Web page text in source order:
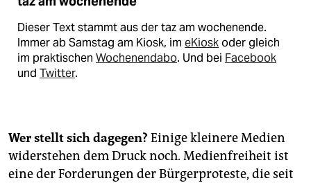
Dieser Text stammt aus der taz am wochenende.
Immer ab Samstag am Kiosk, im eKioskoder gleich
im praktischen Wochenendabo. Und bei Facebook
und Twitter.
Wer stellt sich dagegen? Einige kleinere Medien
widerstehen dem Druck noch. Medienfreiheit ist
eine der Forderungen der Bürgerproteste, die seit